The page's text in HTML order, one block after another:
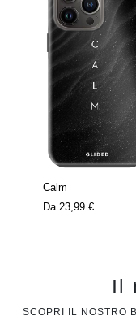
Calm
Da 23,99 €
Il
SCOPRI IL NOSTRO